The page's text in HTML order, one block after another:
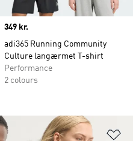
Price
349 kr.
adi365 Running Community
Culture langærmet T-shirt
Performance
2 colours